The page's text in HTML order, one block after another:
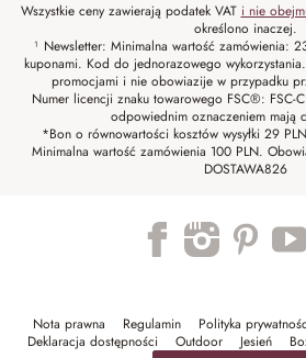
Wszystkie ceny zawierają podatek VAT i nie
określono inaczej.
¹ Newsletter: Minimalna wartość zamówienia:
kuponami. Kod do jednorazowego
promocjami i nie obowiazije w przypadku
Numer licencji znaku towarowego FSC®: FSC-
odpowiednim oznaczeniem mają
*Bon o równowartości kosztów wysyłki 29
Minimalna wartość zamówienia 100 PLN.
DOSTAWA826
Nota prawna Regulamin Polityka
Deklaracja dostępności
Outdoor Jesień